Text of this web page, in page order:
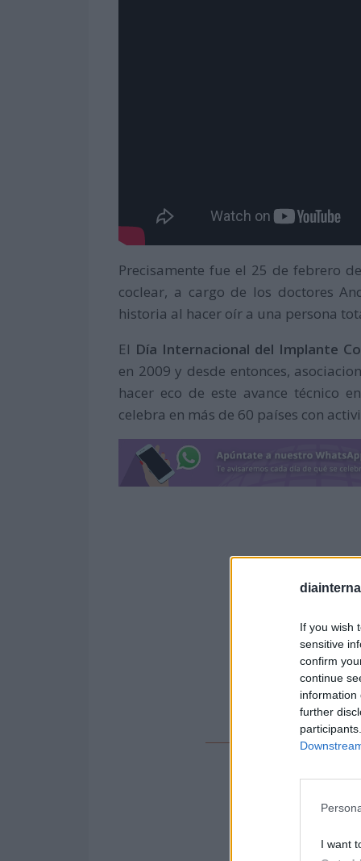
If you wish
sensitive
confirm
continue
information
further
I want
Precisamente fue el 25 de febrero
coclear, a cargo de los doctores
historia al hacer oír a una persona
El Día Internacional del Implante
en 2009 y desde entonces,
hacer eco de este avance técnico
celebra en más de 60 países con
Santos